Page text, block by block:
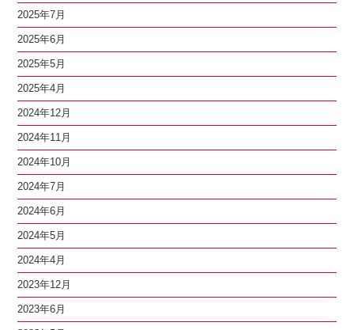
2025年7月
2025年6月
2025年5月
2025年4月
2024年12月
2024年11月
2024年10月
2024年7月
2024年6月
2024年5月
2024年4月
2023年12月
2023年6月